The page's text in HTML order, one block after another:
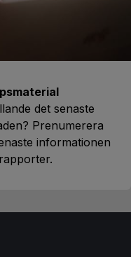
det senaste
Prenumerera
informationen